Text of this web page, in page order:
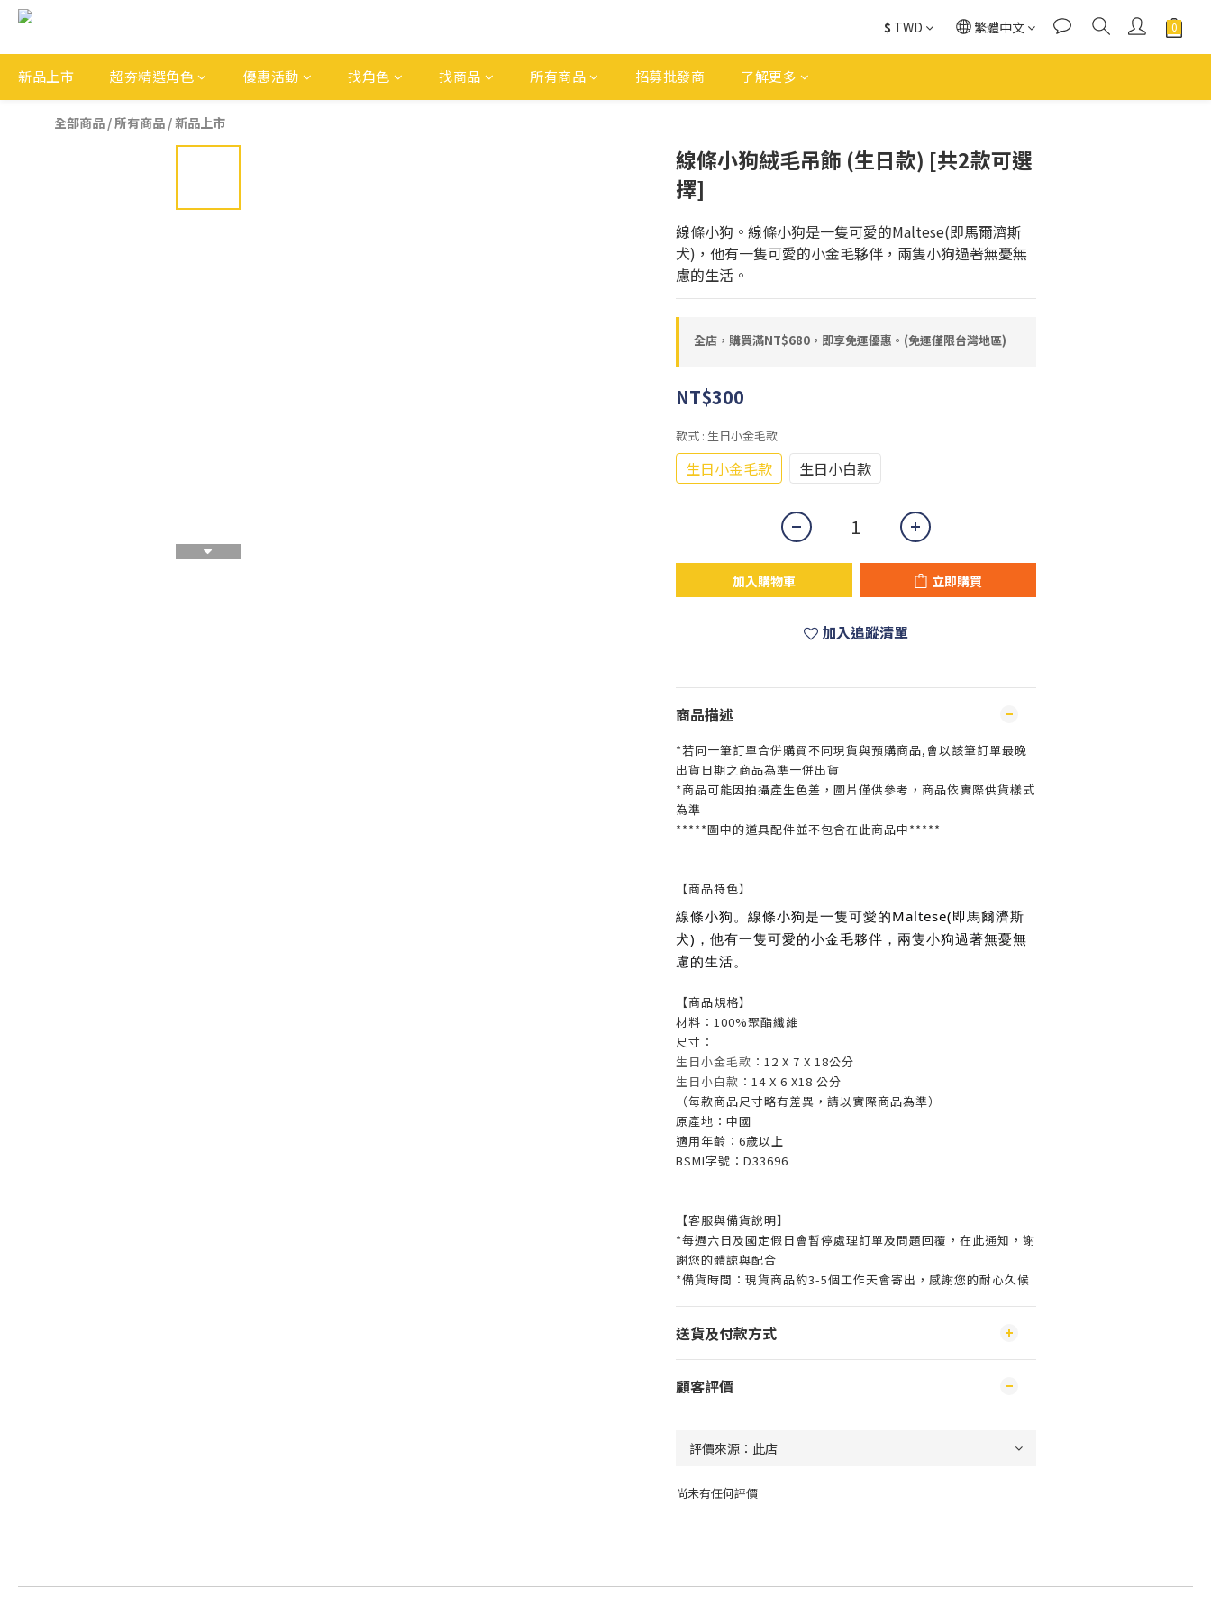
$ TWD 繁體中文
新品上市 超夯精選角色 優惠活動 找角色 找商品 所有商品 招募批發商 了解更多
全部商品 /所有商品 /新品上市
線條小狗絨毛吊飾 (生日款) [共2款可選
擇]
線條小狗。線條小狗是一隻可愛的Maltese(即馬爾濟斯
犬)，他有一隻可愛的小金毛夥伴，兩隻小狗過著無憂無
慮的生活。
全店，購買滿NT$680，即享免運優惠。(免運僅限台灣地區)
NT$300
款式 : 生日小金毛款
生日小金毛款 生日小白款
加入購物車 立即購買
加入追蹤清單
商品描述
*若同一筆訂單合併購買不同現貨與預購商品,會以該筆訂單最晚
出貨日期之商品為準一併出貨
*商品可能因拍攝產生色差，圖片僅供參考，商品依實際供貨樣式
為準
*****圖中的道具配件並不包含在此商品中*****
【商品特色】
線條小狗。線條小狗是一隻可愛的Maltese(即馬爾濟斯
犬)，他有一隻可愛的小金毛夥伴，兩隻小狗過著無憂無
慮的生活。
【商品規格】
材料：100%聚酯纖維
尺寸：
生日小金毛款 ：12 X 7 X 18公分
生日小白款 ：14 X 6 X18 公分
（每款商品尺寸略有差異，請以實際商品為準）
原產地：中國
適用年齡：6歲以上
BSMI字號：D33696
【客服與備貨說明】
*每週六日及國定假日會暫停處理訂單及問題回覆，在此通知，謝
謝您的體諒與配合
*備貨時間：現貨商品約3-5個工作天會寄出，感謝您的耐心久候
送貨及付款方式
顧客評價
尚未有任何評價